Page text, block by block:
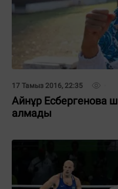
17 Тамыз 2016, 22:35
Айнұр Есбергенова
алмады